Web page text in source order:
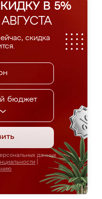
В 5%
скидка
бюджет
данных